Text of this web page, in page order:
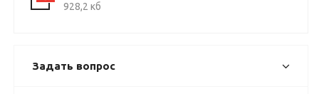
928,2 кб
Задать вопрос